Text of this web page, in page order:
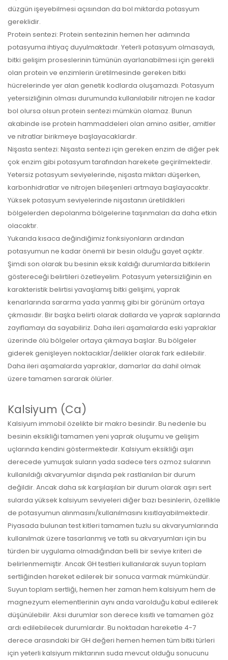
düzgün işeyebilmesi açısından da bol miktarda potasyum
gereklidir.
Protein sentezi: Protein sentezinin hemen her adımında
potasyuma ihtiyaç duyulmaktadır. Yeterli potasyum olmasaydı,
bitki gelişim proseslerinin tümünün ayarlanabilmesi için gerekli
olan protein ve enzimlerin üretilmesinde gereken bitki
hücrelerinde yer alan genetik kodlarda oluşamazdı. Potasyum
yetersizliğinin olması durumunda kullanılabilir nitrojen ne kadar
bol olursa olsun protein sentezi mümkün olamaz. Bunun
akabinde ise protein hammaddeleri olan amino asitler, amitler
ve nitratlar birikmeye başlayacaklardır.
Nişasta sentezi: Nişasta sentezi için gereken enzim de diğer pek
çok enzim gibi potasyum tarafından harekete geçirilmektedir.
Yetersiz potasyum seviyelerinde, nişasta miktarı düşerken,
karbonhidratlar ve nitrojen bileşenleri artmaya başlayacaktır.
Yüksek potasyum seviyelerinde nişastanın üretildikleri
bölgelerden depolanma bölgelerine taşınmaları da daha etkin
olacaktır.
Yukarıda kısaca değindiğimiz fonksiyonların ardından
potasyumun ne kadar önemli bir besin olduğu gayet açıktır.
Şimdi son olarak bu besinin eksik kaldığı durumlarda bitkilerin
göstereceği belirtileri özetleyelim. Potasyum yetersizliğinin en
karakteristik belirtisi yavaşlamış bitki gelişimi, yaprak
kenarlarında sararma yada yanmış gibi bir görünüm ortaya
çıkmasıdır. Bir başka belirti olarak dallarda ve yaprak saplarında
zayıflamayı da sayabiliriz. Daha ileri aşamalarda eski yapraklar
üzerinde ölü bölgeler ortaya çıkmaya başlar. Bu bölgeler
giderek genişleyen noktacıklar/delikler olarak fark edilebilir.
Daha ileri aşamalarda yapraklar, damarlar da dahil olmak
üzere tamamen sararak ölürler.
Kalsiyum (Ca)
Kalsiyum immobil özelikte bir makro besindir. Bu nedenle bu
besinin eksikliği tamamen yeni yaprak oluşumu ve gelişim
uçlarında kendini göstermektedir. Kalsiyum eksikliği aşırı
derecede yumuşak suların yada sadece ters ozmoz sularının
kullanıldığı akvaryumlar dışında pek rastlanılan bir durum
değildir. Ancak daha sık karşılaşılan bir durum olarak aşırı sert
sularda yüksek kalsiyum seviyeleri diğer bazı besinlerin, özellikle
de potasyumun alınmasını/kullanılmasını kısıtlayabilmektedir.
Piyasada bulunan test kitleri tamamen tuzlu su akvaryumlarında
kullanılmak üzere tasarlanmış ve tatlı su akvaryumları için bu
türden bir uygulama olmadığından belli bir seviye kriteri de
belirlenmemiştir. Ancak GH testleri kullanılarak suyun toplam
sertliğinden hareket edilerek bir sonuca varmak mümkündür.
Suyun toplam sertliği, hemen her zaman hem kalsiyum hem de
magnezyum elementlerinin aynı anda varolduğu kabul edilerek
düşünülebilir. Aksi durumlar son derece kısıtlı ve tamamen göz
ardı edilebilecek durumlardır. Bu noktadan hareketle 4-7
derece arasındaki bir GH değeri hemen hemen tüm bitki türleri
için yeterli kalsiyum miktarının suda mevcut olduğu sonucunu